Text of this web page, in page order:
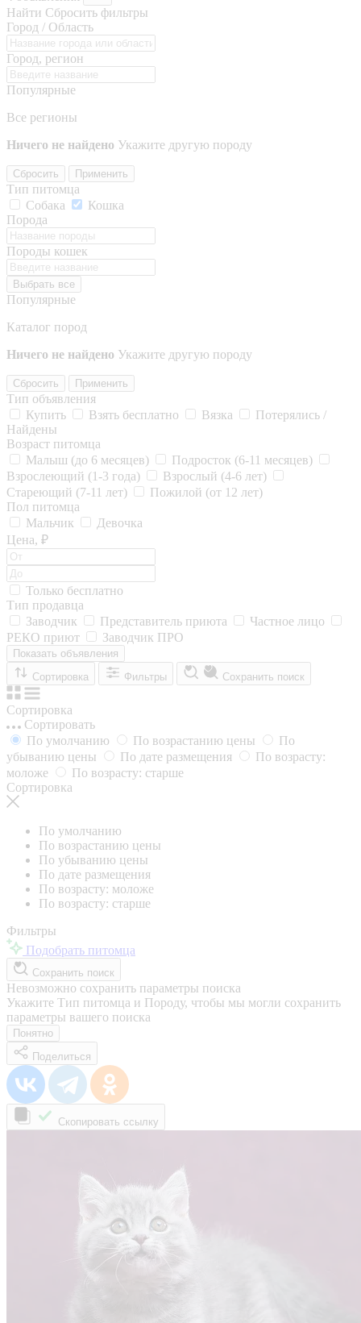
Найти Сбросить фильтры
Город / Область
Город, регион
Популярные
Все регионы
Ничего не найдено Укажите другую породу
Сбросить Применить
Тип питомца
Собака
Кошка
Порода
Породы кошек
Выбрать все
Популярные
Каталог пород
Ничего не найдено Укажите другую породу
Сбросить Применить
Тип объявления
Купить
Взять бесплатно Вязка
Потерялись /
Найдены
Возраст питомца
Малыш (до 6 месяцев)
Подросток (6-11 месяцев)
Взрослеющий (1-3 года)
Взрослый (4-6 лет)
Стареющий (7-11 лет)
Пожилой (от 12 лет)
Пол питомца
Мальчик
Девочка
Цена, ₽
Только бесплатно
Тип продавца
Заводчик
Представитель приюта
Частное лицо
РЕКО приют
Заводчик ПРО
Показать объявления
Сортировка
Фильтры Сохранить поиск
Сортировка
Сортировать
По умолчанию
По возрастанию цены
По
убыванию цены
По дате размещения
По возрасту:
моложе
По возрасту: старше
Сортировка
По умолчанию
По возрастанию цены
По убыванию цены
По дате размещения
По возрасту: моложе
По возрасту: старше
Фильтры
Подобрать питомца
Сохранить поиск
Невозможно сохранить параметры поиска
Укажите Тип питомца и Породу, чтобы мы могли сохранить
параметры вашего поиска
Понятно
Поделиться
Скопировать ссылку